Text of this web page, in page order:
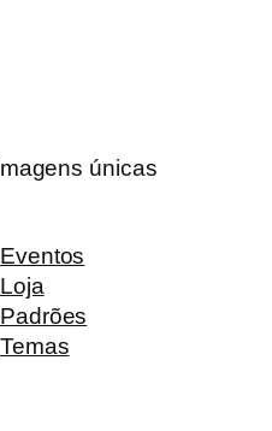
únicas
Eventos
Loja
Padrões
Temas